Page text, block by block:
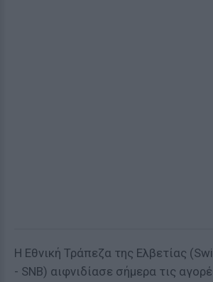
Η Εθνική Τράπεζα της Ελβετίας
- SNB) αιφνιδίασε σήμερα τις